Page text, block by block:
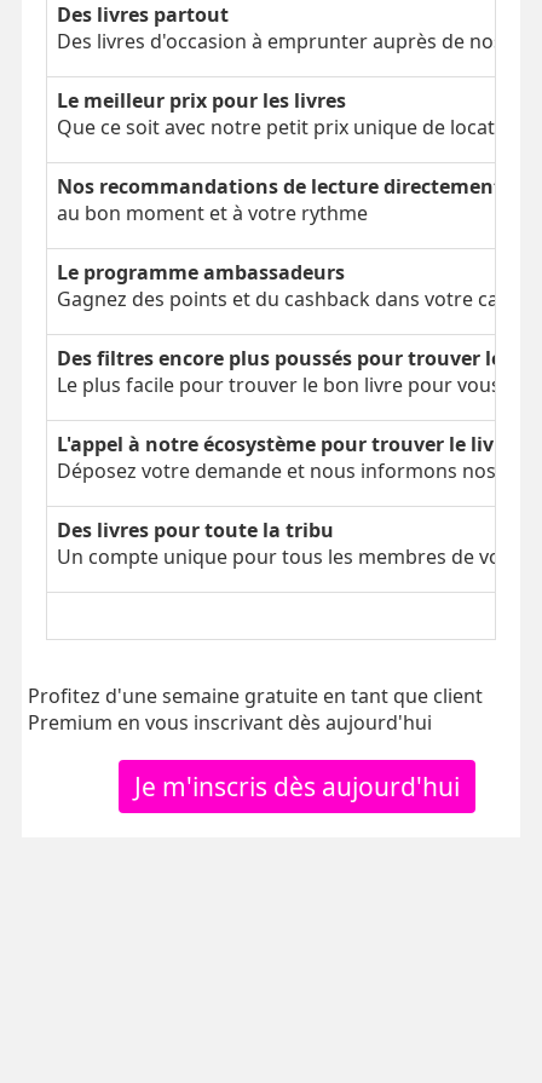
Des livres partout
Des livres d'occasion à emprunter auprès de nos
Le meilleur prix pour les livres
Que ce soit avec notre petit prix unique de location
Nos recommandations de lecture directement
au bon moment et à votre rythme
Le programme ambassadeurs
Gagnez des points et du cashback dans votre
Des filtres encore plus poussés pour trouver le
Le plus facile pour trouver le bon livre pour vous
L'appel à notre écosystème pour trouver le livre
Déposez votre demande et nous informons nos
Des livres pour toute la tribu
Un compte unique pour tous les membres de votre
Profitez d'une semaine gratuite en tant que client
Premium en vous inscrivant dès aujourd'hui
Je m'inscris dès aujourd'hui